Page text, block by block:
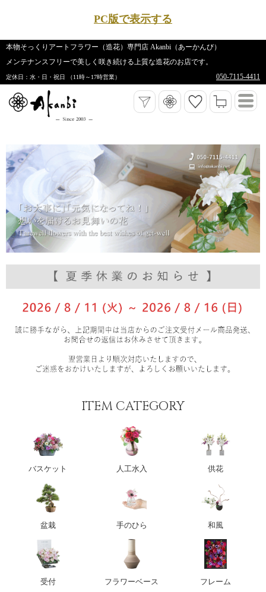
PC版で表示する
本物そっくりアートフラワー（造花）専門店 Akanbi（あーかんび）
メンテナンスフリーで美しく咲き続ける上質な造花のお店です。
定休日：水・日・祝日 （11時～17時営業） 050-7115-4411
ITEM CATEGORY
バスケット 人工水入 供花
盆栽 手のひら 和風
受付 フラワーベース フレーム